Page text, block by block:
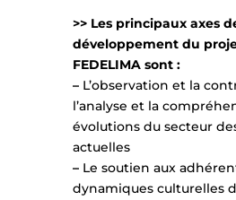
>> Les principaux axes
développement du
FEDELIMA sont :
–L’observation et la
l’analyse et la
évolutions du secteur
actuelles
–Le soutien aux
dynamiques culturelles